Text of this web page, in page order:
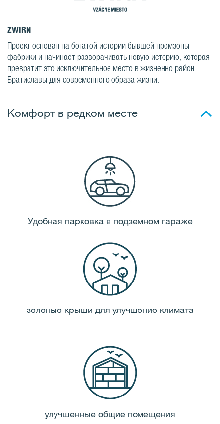
ZWIRN
Проект основан на богатой истории бывшей промзоны
фабрики и начинает разворачивать новую историю, которая
превратит это исключительное место в жизненно район
Братиславы для современного образа жизни.
Комфорт в редком месте
Удобная парковка в подземном гараже
зеленые крыши для улучшение климата
улучшенные общие помещения